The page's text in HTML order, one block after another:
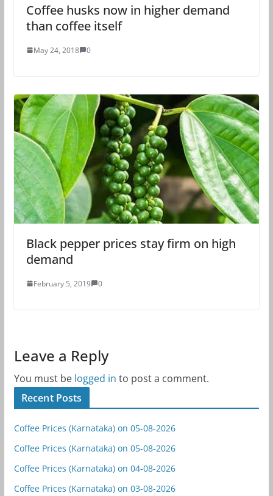
Coffee husks now in higher demand
than coffee itself
May 24, 2018 0
Black pepper prices stay firm on high
demand
February 5, 2019 0
Leave a Reply
You must be logged in to post a comment.
Recent Posts
Coffee Prices (Karnataka) on 05-08-2026
Coffee Prices (Karnataka) on 05-08-2026
Coffee Prices (Karnataka) on 04-08-2026
Coffee Prices (Karnataka) on 03-08-2026